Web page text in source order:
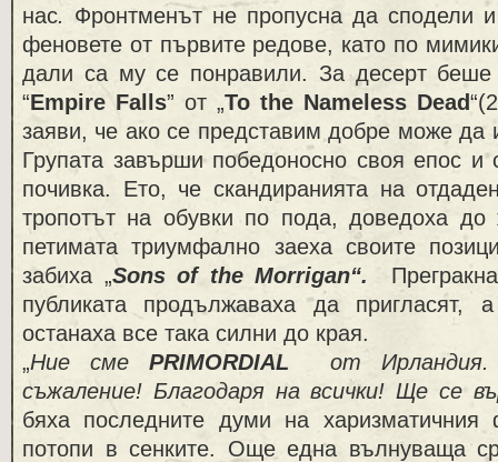
нас. Фронтменът не пропусна да сподели
феновете от първите редове, като по
дали са му се понравили. За десерт беше
“Empire Falls” от „To the Nameless Dead
заяви, че ако се представим добре може
Групата завърши победоносно своя епос и
почивка. Ето, че скандиранията на
тропотът на обувки по пода, доведоха до
петимата триумфално заеха своите
забиха „Sons of the Morrigan“.
публиката продължаваха да
останаха все така силни до края.
„Ние смеPRIMORDIAL от
съжаление! Благодаря на всички! Ще се
бяха последните думи на харизматичния
потопи в сенките. Още една вълнуваща